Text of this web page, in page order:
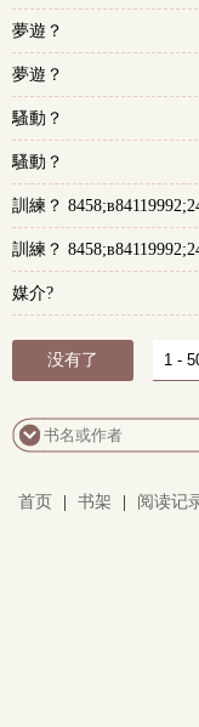
夢遊？
夢遊？
騷動？
騷動？
訓練？
訓練？
媒介?
没有了
首页 书架 阅读记